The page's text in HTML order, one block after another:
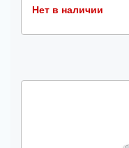
Нет в наличии